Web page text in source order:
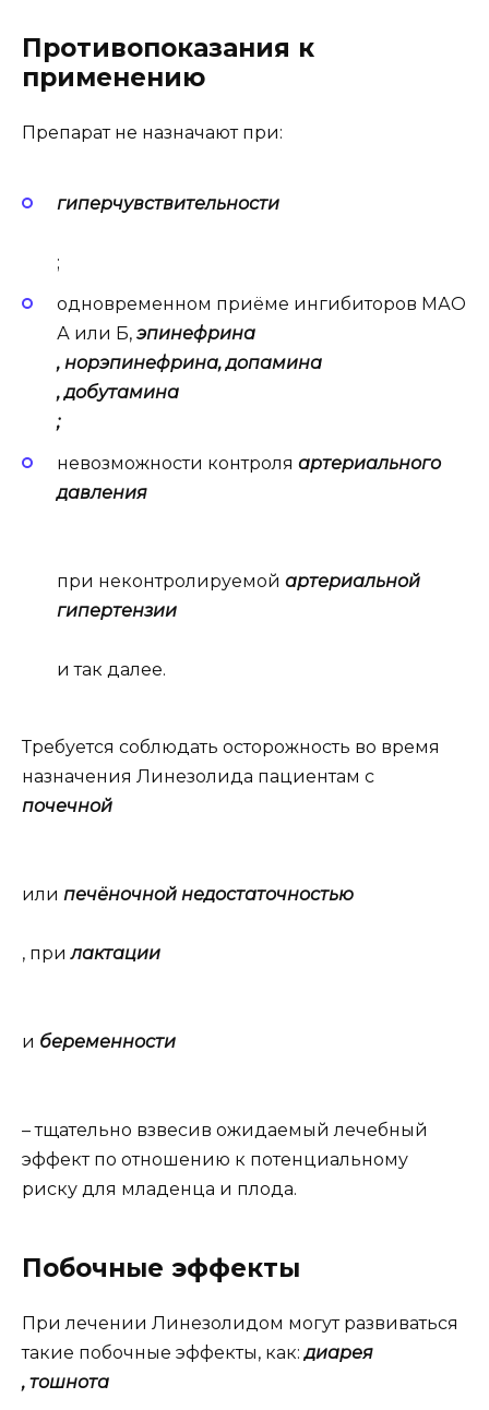
Противопоказания к
применению
Препарат не назначают при:
гиперчувствительности
;
одновременном приёме ингибиторов МАО
А или Б, эпинефрина
, норэпинефрина,допамина
,добутамина
;
невозможности контроля артериального
давления
при неконтролируемой артериальной
гипертензии
и так далее.
Требуется соблюдать осторожность во время
назначения Линезолида пациентам с
почечной
или печёночной недостаточностью
, прилактации
и беременности
– тщательно взвесив ожидаемый лечебный
эффект по отношению к потенциальному
риску для младенца и плода.
Побочные эффекты
При лечении Линезолидом могут развиваться
такие побочные эффекты, как:диарея
, тошнота